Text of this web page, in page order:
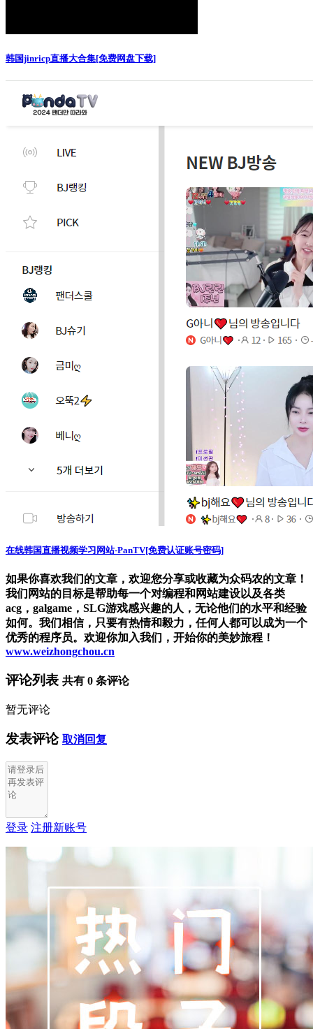
韩国jinricp直播大合集[免费网盘下载]
在线韩国直播视频学习网站-PanTV[免费认证账号密码]
如果你喜欢我们的文章，欢迎您分享或收藏为众码农的文章！
我们网站的目标是帮助每一个对编程和网站建设以及各类
acg，galgame，SLG游戏感兴趣的人，无论他们的水平和经验
如何。我们相信，只要有热情和毅力，任何人都可以成为一个
优秀的程序员。欢迎你加入我们，开始你的美妙旅程！
www.weizhongchou.cn
评论列表 共有 0 条评论
暂无评论
发表评论 取消回复
登录 注册新账号